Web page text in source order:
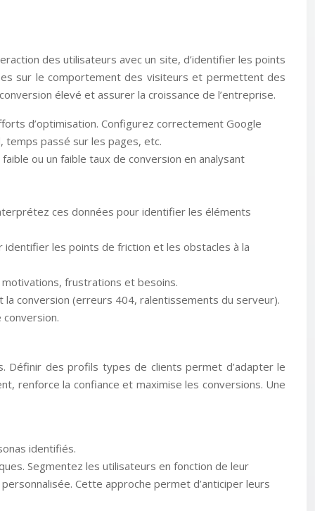
des utilisateurs avec un site, d’identifier les points
sur le comportement des visiteurs et permettent des
élevé et assurer la croissance de l’entreprise.
d’optimisation. Configurez correctement Google
temps passé sur les pages, etc.
ou un faible taux de conversion en analysant
ces données pour identifier les éléments
les points de friction et les obstacles à la
frustrations et besoins.
conversion (erreurs 404, ralentissements du serveur).
Définir des profils types de clients permet d’adapter le
renforce la confiance et maximise les conversions. Une
identifiés.
Segmentez les utilisateurs en fonction de leur
Cette approche permet d’anticiper leurs